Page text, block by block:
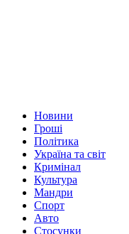
Новини
Гроші
Політика
Україна та світ
Кримінал
Культура
Мандри
Спорт
Авто
Стосунки